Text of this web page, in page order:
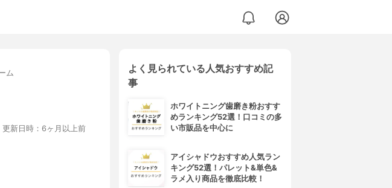
ム
更新日時：6ヶ月以上前
よく見られている人気おすすめ記
事
ホワイトニング歯磨き粉おすす
めランキング52選！口コミの多
い市販品を中心に
アイシャドウおすすめ人気ラン
キング52選！パレット&単色&
ラメ入り商品を徹底比較！